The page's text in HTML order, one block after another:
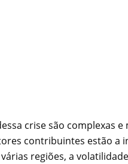
crise são complexas
contribuintes estão a
regiões, a